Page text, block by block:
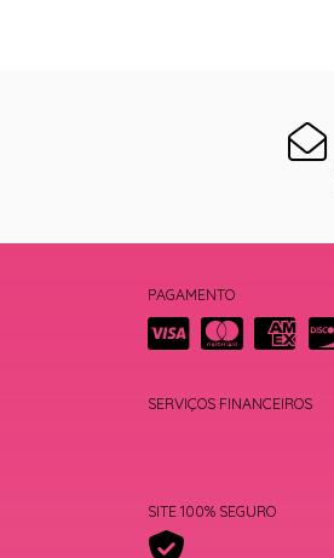
PAGAMENTO
SERVIÇOS FINANCEIROS
SITE 100% SEGURO